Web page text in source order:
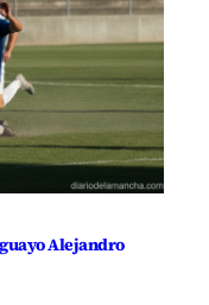
Alejandro